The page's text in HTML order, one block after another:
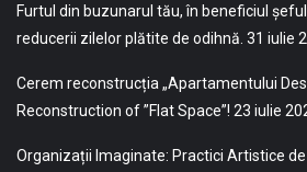
Furtul din buzunarul tău, în beneficiul
reducerii zilelor plătite de odihnă. 31 iulie
Cerem reconstrucția „Apartamentului
Reconstruction of ”Flat Space”! 23 iulie
Organizații Imaginate: Practici Artistice